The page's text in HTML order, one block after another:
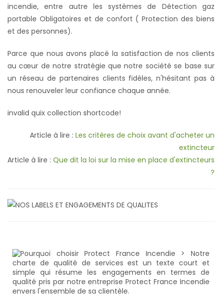
incendie, entre autre les systèmes de Détection gaz
portable Obligatoires et de confort ( Protection des biens
et des personnes).
Parce que nous avons placé la satisfaction de nos clients
au cœur de notre stratégie que notre société se base sur
un réseau de partenaires clients fidèles, n'hésitant pas à
nous renouveler leur confiance chaque année.
invalid quix collection shortcode!
Article à lire : Les critères de choix avant d'acheter un
extincteur
Article à lire : Que dit la loi sur la mise en place d'extincteurs
?